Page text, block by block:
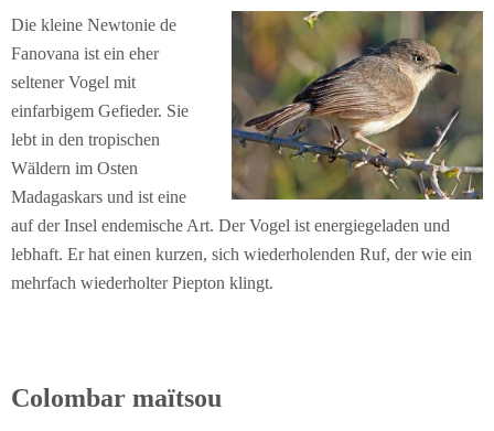
Die kleine Newtonie de
Fanovana ist ein eher
seltener Vogel mit
einfarbigem Gefieder. Sie
lebt in den tropischen
Wäldern im Osten
Madagaskars und ist eine
auf der Insel endemische Art. Der Vogel ist energiegeladen und
lebhaft. Er hat einen kurzen, sich wiederholenden Ruf, der wie ein
mehrfach wiederholter Piepton klingt.
Colombar maïtsou